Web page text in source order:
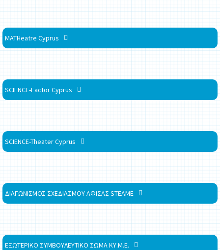
MATHeatre Cyprus
SCIENCE-Factor Cyprus
SCIENCE-Theater Cyprus
ΔΙΑΓΩΝΙΣΜΟΣ ΣΧΕΔΙΑΣΜΟΥ ΑΦΙΣΑΣ STEAME
ΕΞΩΤΕΡΙΚΟ ΣΥΜΒΟΥΛΕΥΤΙΚΟ ΣΩΜΑ ΚΥ.Μ.Ε.